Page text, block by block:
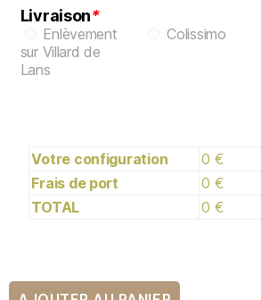
Livraison*
Enlèvement
sur Villard de
Lans
Colissimo
Votre configuration
0 €
Frais de port
0 €
TOTAL
0 €